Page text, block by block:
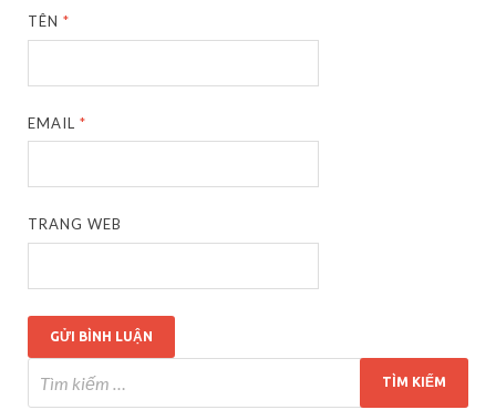
TÊN*
EMAIL*
TRANG WEB